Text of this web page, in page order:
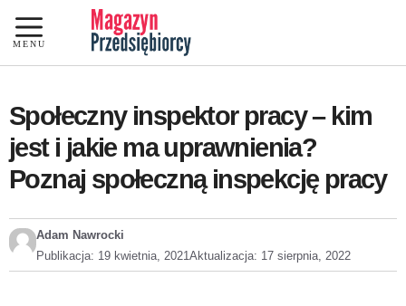
Przejdź
do
treści
MENU
Społeczny inspektor pracy – kim
jest i jakie ma uprawnienia?
Poznaj społeczną inspekcję pracy
Adam Nawrocki
Publikacja: 19 kwietnia, 2021Aktualizacja: 17 sierpnia, 2022